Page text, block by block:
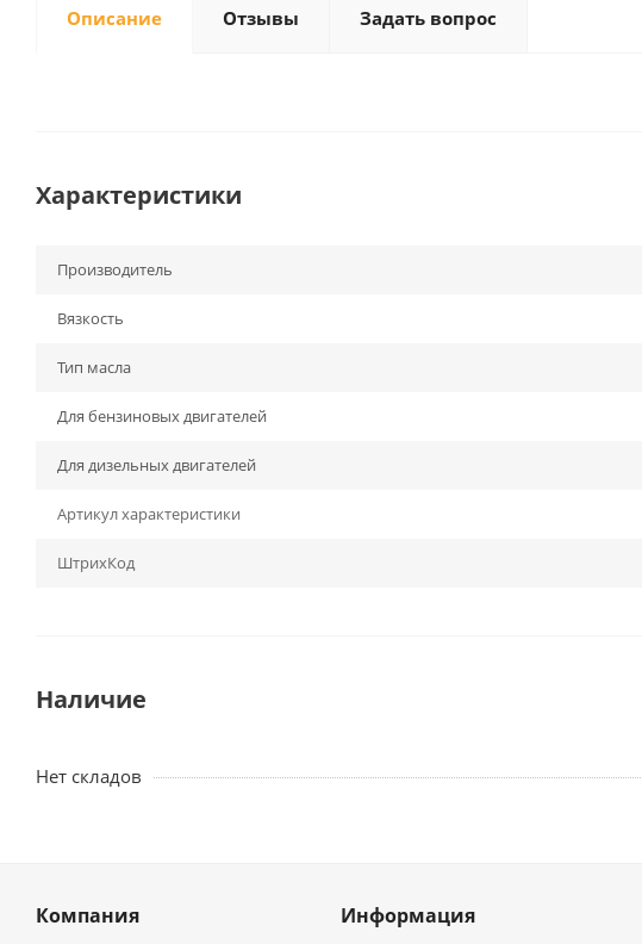
Описание Отзывы Задать вопрос
Характеристики
Производитель
Вязкость
Тип масла
Для бензиновых двигателей
Для дизельных двигателей
Артикул характеристики
ШтрихКод
Наличие
Нет складов
Компания Информация